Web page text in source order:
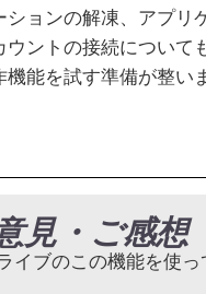
ションの解凍、アプリ
ウントの接続につい
機能を試す準備が整い
見・ご感想
イブのこの機能を使